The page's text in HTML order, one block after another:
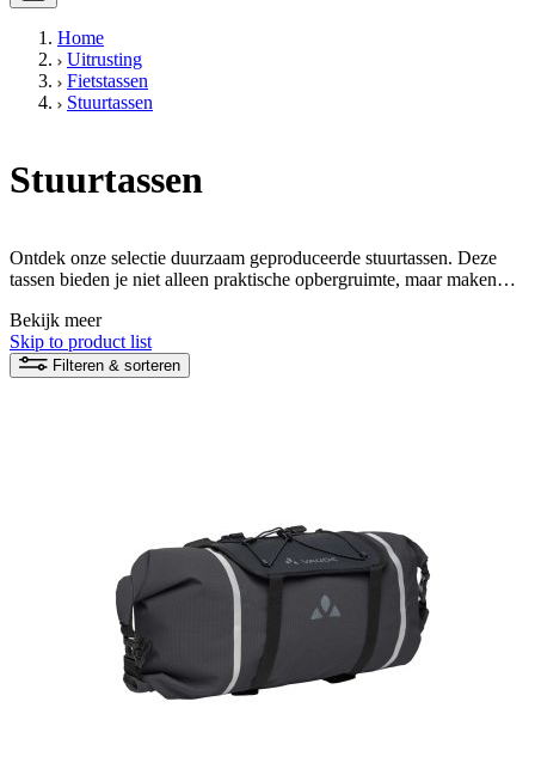
Home
Uitrusting
Fietstassen
Stuurtassen
Stuurtassen
Ontdek onze selectie duurzaam geproduceerde stuurtassen. Deze
tassen bieden je niet alleen praktische opbergruimte, maar maken
avontuur.
Bekijk meer
Skip to product list
Filteren & sorteren